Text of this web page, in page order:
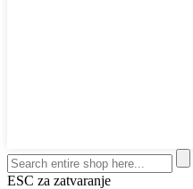
ESC za zatvaranje